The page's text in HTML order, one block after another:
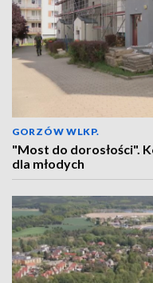
GORZÓW WLKP.
"Most do dorosłości".
dla młodych